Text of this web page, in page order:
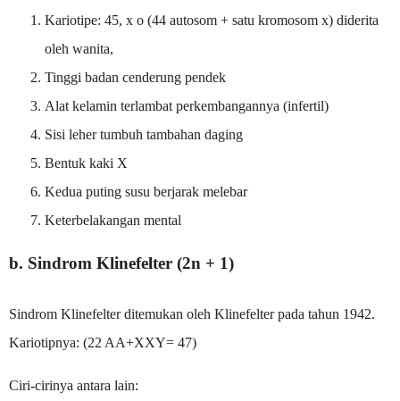
Kariotipe: 45, x o (44 autosom + satu kromosom x) diderita
oleh wanita,
Tinggi badan cenderung pendek
Alat kelamin terlambat perkembangannya (infertil)
Sisi leher tumbuh tambahan daging
Bentuk kaki X
Kedua puting susu berjarak melebar
Keterbelakangan mental
b. Sindrom Klinefelter (2n + 1)
Sindrom Klinefelter ditemukan oleh Klinefelter pada tahun 1942.
Kariotipnya: (22 AA+XXY= 47)
Ciri-cirinya antara lain: